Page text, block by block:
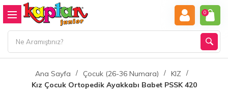
0
Ana Sayfa Çocuk (26-36 Numara)
KIZ
Kız Çocuk Ortopedik Ayakkabı Babet PSSK 420